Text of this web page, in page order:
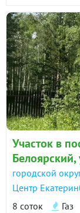
Участок в
городской
Центр
8 соток
Газ